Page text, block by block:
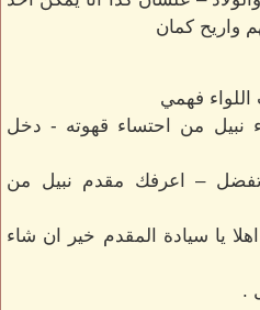
واريح كمان
فهمي
نبيل من احتساء قهوته - دخل
اتفضل – اعرفك مقدم نبيل من
يا سيادة المقدم خير ان شاء
.